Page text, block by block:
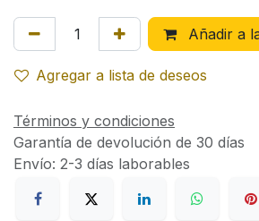
Añadir a
Agregar a lista de deseos
Términos y condiciones
Garantía de devolución de 30 días
Envío: 2-3 días laborables